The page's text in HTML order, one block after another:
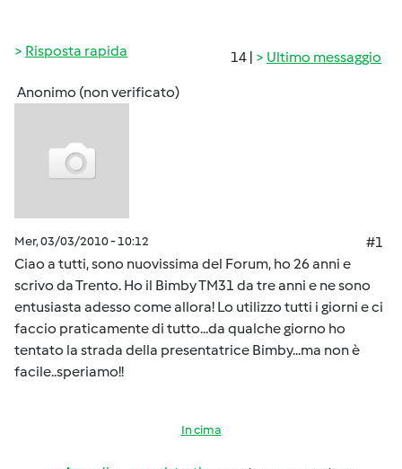
14 | Ultimo messaggio
Risposta rapida
Anonimo (non verificato)
Mer, 03/03/2010 - 10:12
#1
Ciao a tutti, sono nuovissima del Forum, ho 26 anni e
scrivo da Trento. Ho il Bimby TM31 da tre anni e ne sono
entusiasta adesso come allora! Lo utilizzo tutti i giorni e ci
faccio praticamente di tutto...da qualche giorno ho
tentato la strada della presentatrice Bimby...ma non è
facile..speriamo!!
In cima